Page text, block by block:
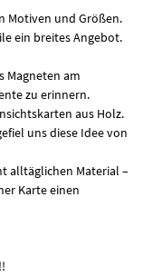
Motiven und Größen.
ein breites Angebot.
Magneten am
zu erinnern.
aus Holz.
uns diese Idee von
alltäglichen Material –
Karte einen